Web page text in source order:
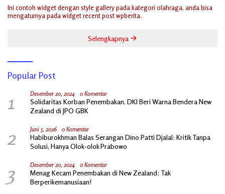
Ini contoh widget dengan style gallery pada kategori olahraga, anda bisa
mengaturnya pada widget recent post wpberita.
Selengkapnya
Popular Post
1 Desember 20, 2024 0 Komentar
Solidaritas Korban Penembakan, DKI Beri Warna Bendera New
Zealand di JPO GBK
2 Juni 5, 2026 0 Komentar
Habiburokhman Balas Serangan Dino Patti Djalal: Kritik Tanpa
Solusi, Hanya Olok-olok Prabowo
3 Desember 20, 2024 0 Komentar
Menag Kecam Penembakan di New Zealand: Tak
Berperikemanusiaan!